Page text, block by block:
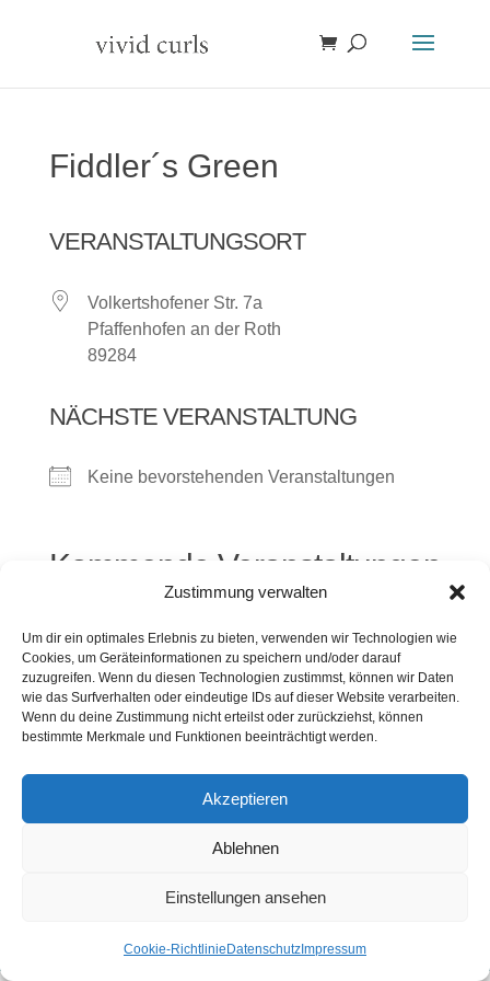
Zustimmung verwalten
Um dir ein optimales Erlebnis zu bieten, verwenden wir Technologien wie
Cookies, um Geräteinformationen zu speichern und/oder darauf
zuzugreifen. Wenn du diesen Technologien zustimmst, können wir Daten
wie das Surfverhalten oder eindeutige IDs auf dieser Website verarbeiten.
Wenn du deine Zustimmung nicht erteilst oder zurückziehst, können
bestimmte Merkmale und Funktionen beeinträchtigt werden.
Akzeptieren
Ablehnen
Einstellungen ansehen
Cookie-Richtlinie Datenschutz Impressum
Fiddler´s Green
VERANSTALTUNGSORT
Volkertshofener Str. 7a
Pfaffenhofen an der Roth
89284
NÄCHSTE VERANSTALTUNG
Keine bevorstehenden Veranstaltungen
Kommende Veranstaltungen
<li>Keine Veranstaltungen an diesem Ort</li>
Kontakt Presse Impressum
Haftung
Webdesign: 2024 by Markus Komposch
reserved. Client Logos are copyright and
trademark of the respective owners / companies.